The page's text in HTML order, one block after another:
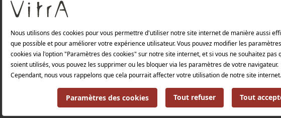
À PROPOS DE NOUS
Produits
Politique de confidentialité et politique de protection des
Politique environnementale |
Politique